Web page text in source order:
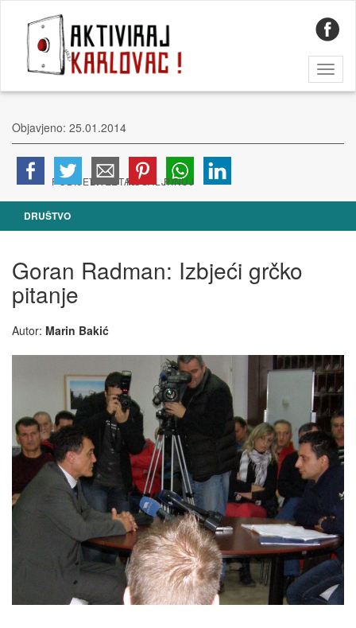
Objavjeno: 25.01.2014
DRUŠTVO
Goran Radman: Izbjeći grčko
pitanje
Autor: Marin Bakić